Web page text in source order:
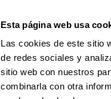
Esta página web usa
Las cookies de este sitio
de redes sociales y
sitio web con nuestros
combinarla con otra